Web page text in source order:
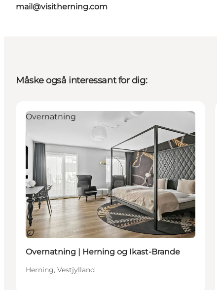
mail@visitherning.com
Måske også interessant for dig:
Bæredygtige oplevelser
Overnatning
Overnatning | Herning og Ikast-Brande
Herning, Vestjylland